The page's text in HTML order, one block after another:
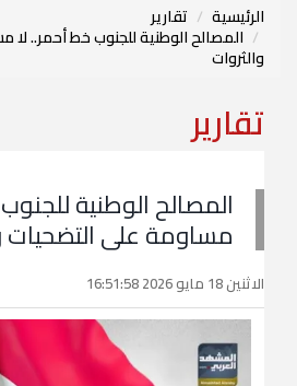
الرئيسية تقارير
المصالح الوطنية للجنوب خط أحمر..
والثروات
تقارير
المصالح الوطنية
مساومة على التضحيات
الاثنين 18 مايو 2026 16:51:58